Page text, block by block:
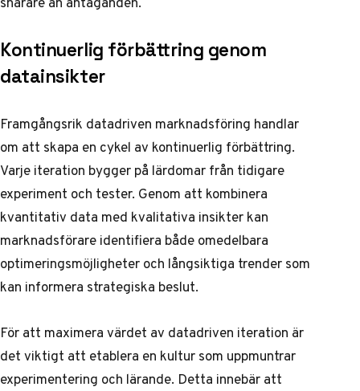
Kontinuerlig förbättring genom
datainsikter
Framgångsrik datadriven marknadsföring handlar
om att skapa en cykel av kontinuerlig förbättring.
Varje iteration bygger på lärdomar från tidigare
experiment och tester. Genom att kombinera
kvantitativ data med kvalitativa insikter kan
marknadsförare identifiera både omedelbara
optimeringsmöjligheter och långsiktiga trender som
kan informera strategiska beslut.
För att maximera värdet av datadriven iteration är
det viktigt att etablera en kultur som uppmuntrar
experimentering och lärande. Detta innebär att